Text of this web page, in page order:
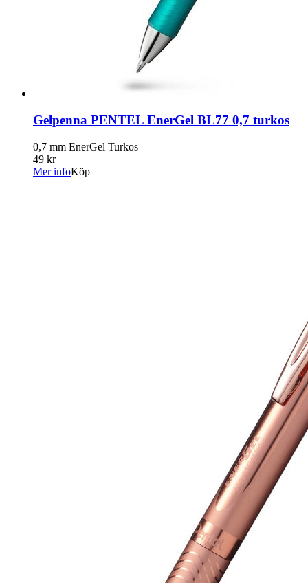
Gelpenna PENTEL EnerGel BL77 0,7 turkos
0,7 mm EnerGel Turkos
49 kr
Mer infoKöp